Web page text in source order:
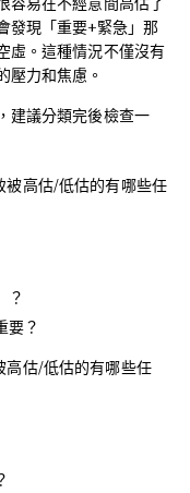
容易在不經意間高估了
發現「重要+緊急」那
虛。這種情況不僅沒有
壓力和焦慮。
建議分類完後檢查一
被高估/低估的有哪些任
？
要？
高估/低估的有哪些任